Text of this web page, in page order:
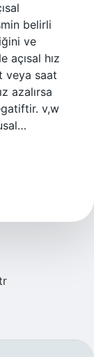
belirli
ve
açısal hız
veya saat
azalırsa
v,w